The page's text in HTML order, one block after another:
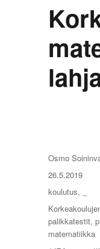
Kirjoittaja
Osmo
Julkaistu
26.5.2019
Kategoriat
koulutus,
Avainsanat
palikkatestit,
matematiikka